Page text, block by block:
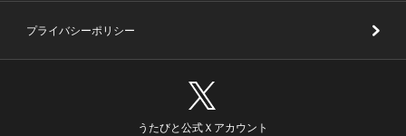
プライバシーポリシー
うたびと公式Ｘアカウント